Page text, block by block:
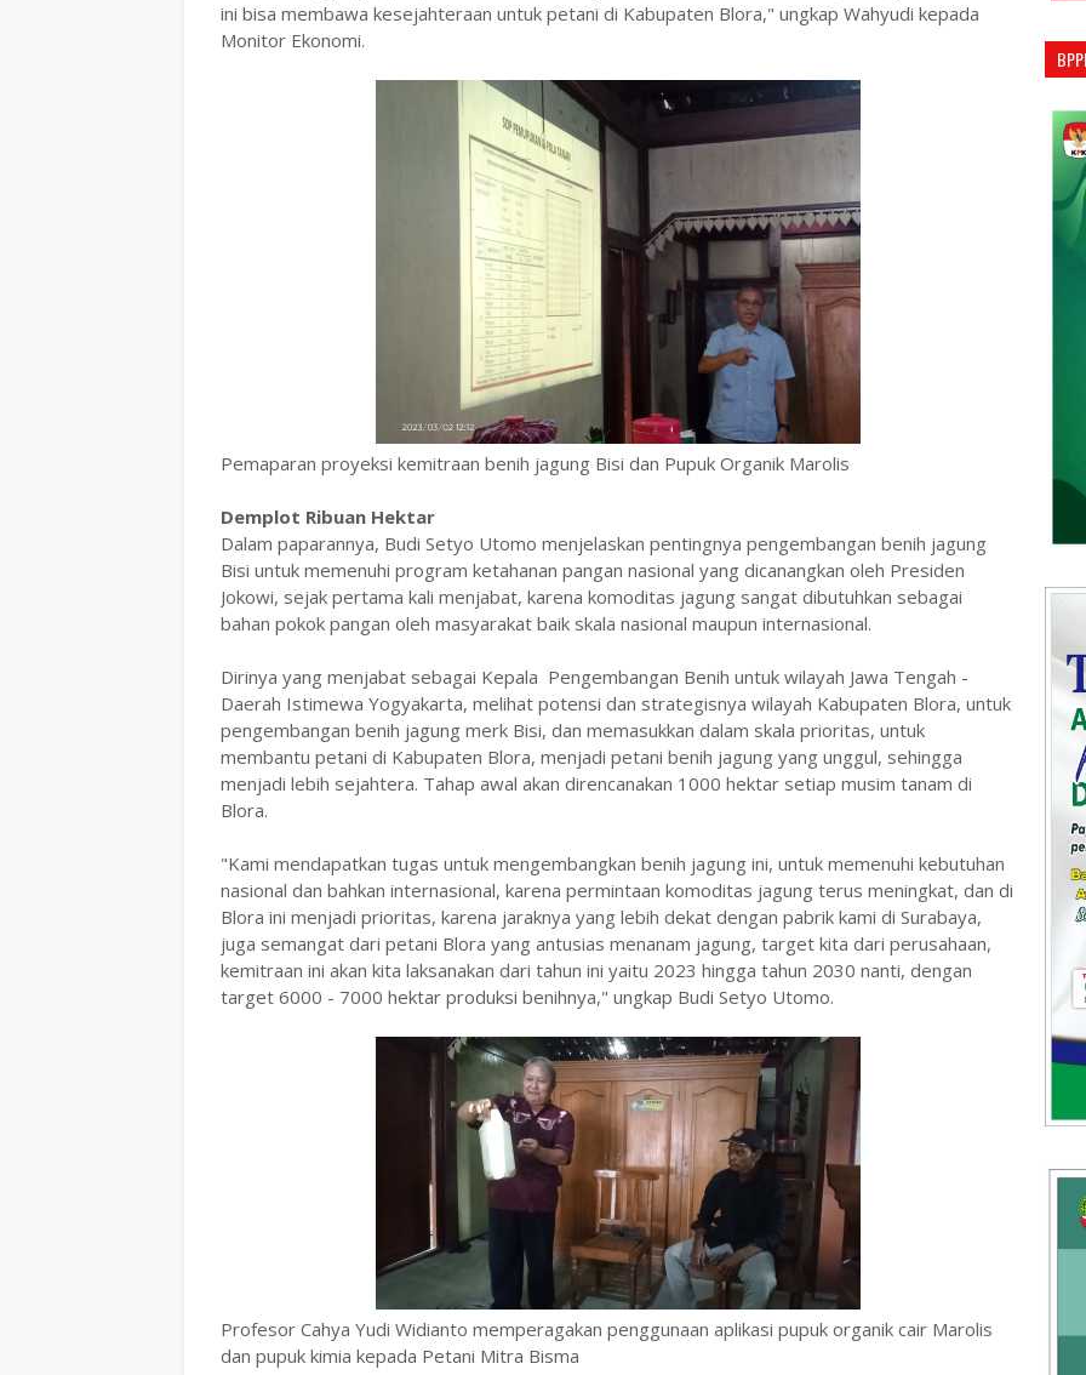
ini bisa membawa kesejahteraan untuk petani di Kabupaten Blora," ungkap Wahyudi kepada
Monitor Ekonomi.
Pemaparan proyeksi kemitraan benih jagung Bisi dan Pupuk Organik Marolis
Demplot Ribuan Hektar
Dalam paparannya, Budi Setyo Utomo menjelaskan pentingnya pengembangan benih jagung
Bisi untuk memenuhi program ketahanan pangan nasional yang dicanangkan oleh Presiden
Jokowi, sejak pertama kali menjabat, karena komoditas jagung sangat dibutuhkan sebagai
bahan pokok pangan oleh masyarakat baik skala nasional maupun internasional.
Dirinya yang menjabat sebagai Kepala Pengembangan Benih untuk wilayah Jawa Tengah -
Daerah Istimewa Yogyakarta, melihat potensi dan strategisnya wilayah Kabupaten Blora, untuk
pengembangan benih jagung merk Bisi, dan memasukkan dalam skala prioritas, untuk
membantu petani di Kabupaten Blora, menjadi petani benih jagung yang unggul, sehingga
menjadi lebih sejahtera. Tahap awal akan direncanakan 1000 hektar setiap musim tanam di
Blora.
"Kami mendapatkan tugas untuk mengembangkan benih jagung ini, untuk memenuhi kebutuhan
nasional dan bahkan internasional, karena permintaan komoditas jagung terus meningkat, dan di
Blora ini menjadi prioritas, karena jaraknya yang lebih dekat dengan pabrik kami di Surabaya,
juga semangat dari petani Blora yang antusias menanam jagung, target kita dari perusahaan,
kemitraan ini akan kita laksanakan dari tahun ini yaitu 2023 hingga tahun 2030 nanti, dengan
target 6000 - 7000 hektar produksi benihnya," ungkap Budi Setyo Utomo.
Profesor Cahya Yudi Widianto memperagakan penggunaan aplikasi pupuk organik cair Marolis
dan pupuk kimia kepada Petani Mitra Bisma